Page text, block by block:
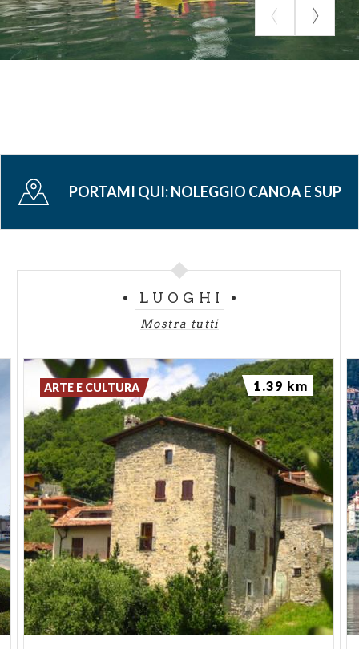
PORTAMI QUI:NOLEGGIO CANOA E SUP
LUOGHI
Mostra tutti
ARTE E CULTURA 1.39 km